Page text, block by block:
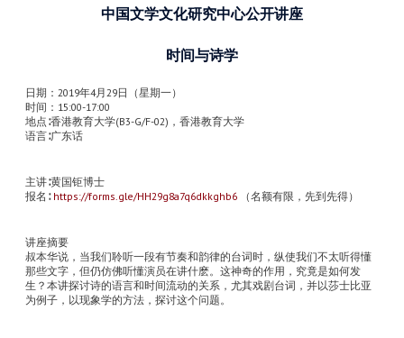
中国文学文化研究中心公开讲座
时间与诗学
日期：2019年4月29日（星期一）
时间：15:00-17:00
地点∶香港教育大学(B3-G/F-02)，香港教育大学
语言∶广东话
主讲∶黄国钜博士
报名∶ https://forms.gle/HH29g8a7q6dkkghb6 （名额有限，先到先得）
讲座摘要
叔本华说，当我们聆听一段有节奏和韵律的台词时，纵使我们不太听得懂
那些文字，但仍仿佛听懂演员在讲什麽。这神奇的作用，究竟是如何发
生？本讲探讨诗的语言和时间流动的关系，尤其戏剧台词，并以莎士比亚
为例子，以现象学的方法，探讨这个问题。